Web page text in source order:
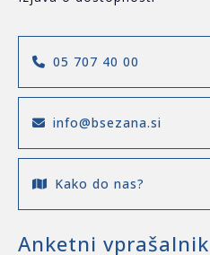
05 707 40 00
info@bsezana.si
Kako do nas?
Anketni vprašalnik